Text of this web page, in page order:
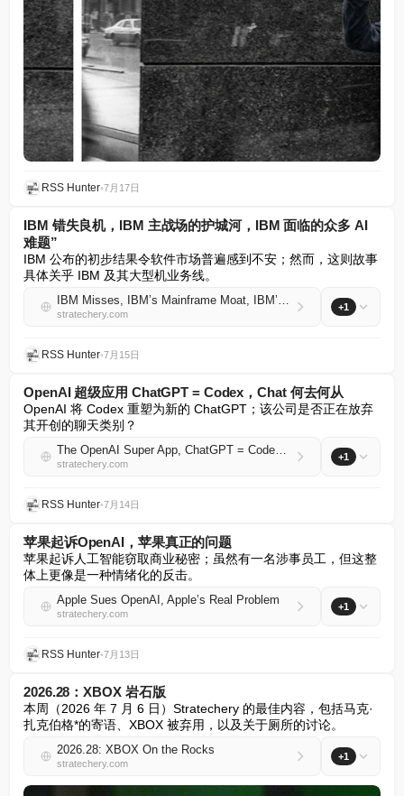
RSS Hunter•7月17日
IBM 错失良机，IBM 主战场的护城河，IBM 面临的众多 AI
难题”
IBM 公布的初步结果令软件市场普遍感到不安；然而，这则故事
具体关乎 IBM 及其大型机业务线。
IBM Misses, IBM’s Mainframe Moat, IBM’s Many AI Problems
stratechery.com
+1
RSS Hunter•7月15日
OpenAI 超级应用 ChatGPT = Codex，Chat 何去何从
OpenAI 将 Codex 重塑为新的 ChatGPT；该公司是否正在放弃
其开创的聊天类别？
The OpenAI Super App, ChatGPT = Codex, Whither Chat
stratechery.com
+1
RSS Hunter•7月14日
苹果起诉OpenAI，苹果真正的问题
苹果起诉人工智能窃取商业秘密；虽然有一名涉事员工，但这整
体上更像是一种情绪化的反击。
Apple Sues OpenAI, Apple’s Real Problem
stratechery.com
+1
RSS Hunter•7月13日
2026.28：XBOX 岩石版
本周（2026 年 7 月 6 日）Stratechery 的最佳内容，包括马克·
扎克伯格*的寄语、XBOX 被弃用，以及关于厕所的讨论。
2026.28: XBOX On the Rocks
stratechery.com
+1